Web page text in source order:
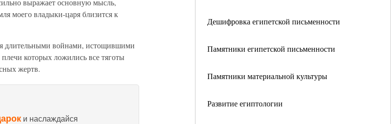
Дешифровка египетской письменности
Памятники египетской письменности
Памятники материальной культуры
Развитие египтологии
выражает основную мысль,
моего владыки-царя близится к
длительными войнами, истощившими
которых ложились все тяготы
жертв.
и наслаждайся